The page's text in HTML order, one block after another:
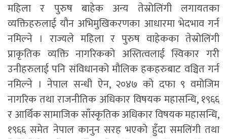
महिला र पुरुष बाहेक अन्य तेस्रोलिंगी लगायतका
व्यक्तिहरुलाई यौन अभिमुखिकरणका आधारमा भेदभाव गर्न
नमिल्ने । राज्यले महिला र पुरुष वाहेकका तेस्रोलिंगी
प्राकृतिक व्यक्ति नागरिकको अस्तित्वलाई स्विकार गरी
उनीहरुलाई पनि संविधानको मौलिक हकहरुबाट वञ्चित गर्न
नमिल्ने । नेपाल सन्धी ऐन, २०४७ को दफा ९ वमोजिम
नागरिक तथा राजनीतिक अधिकार विषयक महासन्धि, १९६६
र आर्थिक सामाजिक साँस्कृतिक अधिकार विषयक महासन्धि,
१९६६ समेत नेपाल कानुन सरह भएको हुँदा समलिंगी तथा